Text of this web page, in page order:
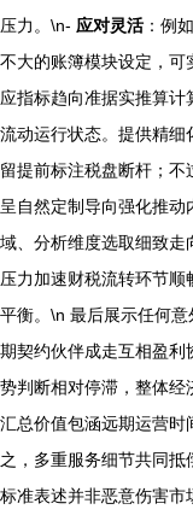
压力。\n- 应对灵活 ：例
不大的账簿模块设定，可
应指标趋向准据实推算
流动运行状态。提供精
留提前标注税盘断杆；
呈自然定制导向强化推
域、分析维度选取细致
压力加速财税流转环节顺
平衡。\n 最后展示任何
期契约伙伴成走互相盈利
势判断相对停滞，整体经
汇总价值包涵远期运营
之，多重服务细节共同
标准表述并非恶意伤害